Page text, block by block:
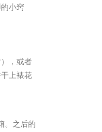
小窍
，或者
上裱花
。之后的